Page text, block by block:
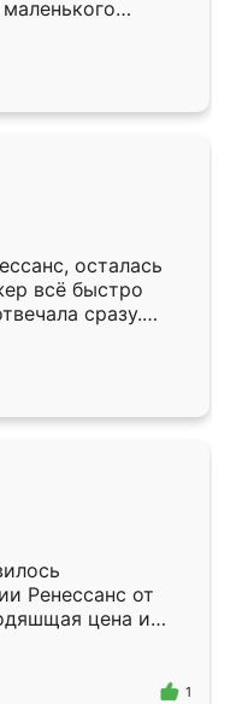
,во второй раз
очень
быстрая,
разнообразный.
потребуется из
здесь.
осталась
всё быстро
сразу.
подошёл к
Собрали
аккуратно, даже
Ренессанс от
цена и
Приехавший
самый
1